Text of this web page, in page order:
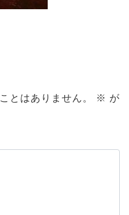
とはありません。 ※ が